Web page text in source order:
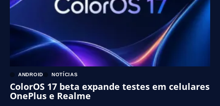
ANDROID NOTÍCIAS
ColorOS 17 beta expande testes em celulares
OnePlus e Realme